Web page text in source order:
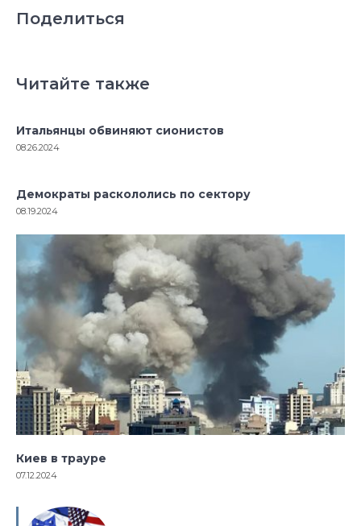
Поделиться
Читайте также
Итальянцы обвиняют сионистов
08.26.2024
Демократы раскололись по сектору
08.19.2024
Киев в трауре
07.12.2024